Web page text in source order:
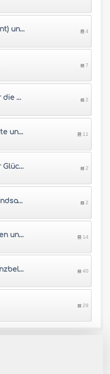
Die Wasiyya (Testament) und die Waqf (Stiftung) 4
7
Das Rechtsurteil über die Bestechung 2
Die Idschâra (Befristete und bezahlte Inanspruchnahme von Gegenständen und Dienstleistungen) 11
Das Rechtsurteil über Glücksspiel, Wetten und Lotterie 2
Regeln für Luqata (Fundsachen) 2
Weitere Vereinbarungen und Verträge 14
Zeitgenössische Finanzbelange 40
29